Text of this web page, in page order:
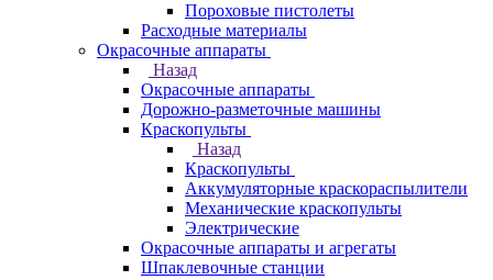
Пороховые пистолеты
Расходные материалы
Окрасочные аппараты
Назад
Окрасочные аппараты
Дорожно-разметочные машины
Краскопульты
Назад
Краскопульты
Аккумуляторные краскораспылители
Механические краскопульты
Электрические
Окрасочные аппараты и агрегаты
Шпаклевочные станции